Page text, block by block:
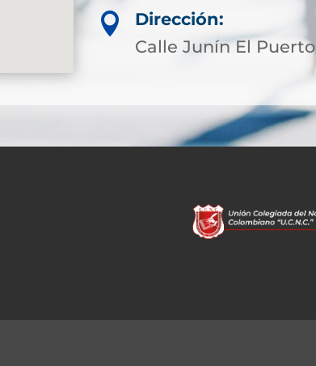

Dirección:
Calle Junín El Puerto